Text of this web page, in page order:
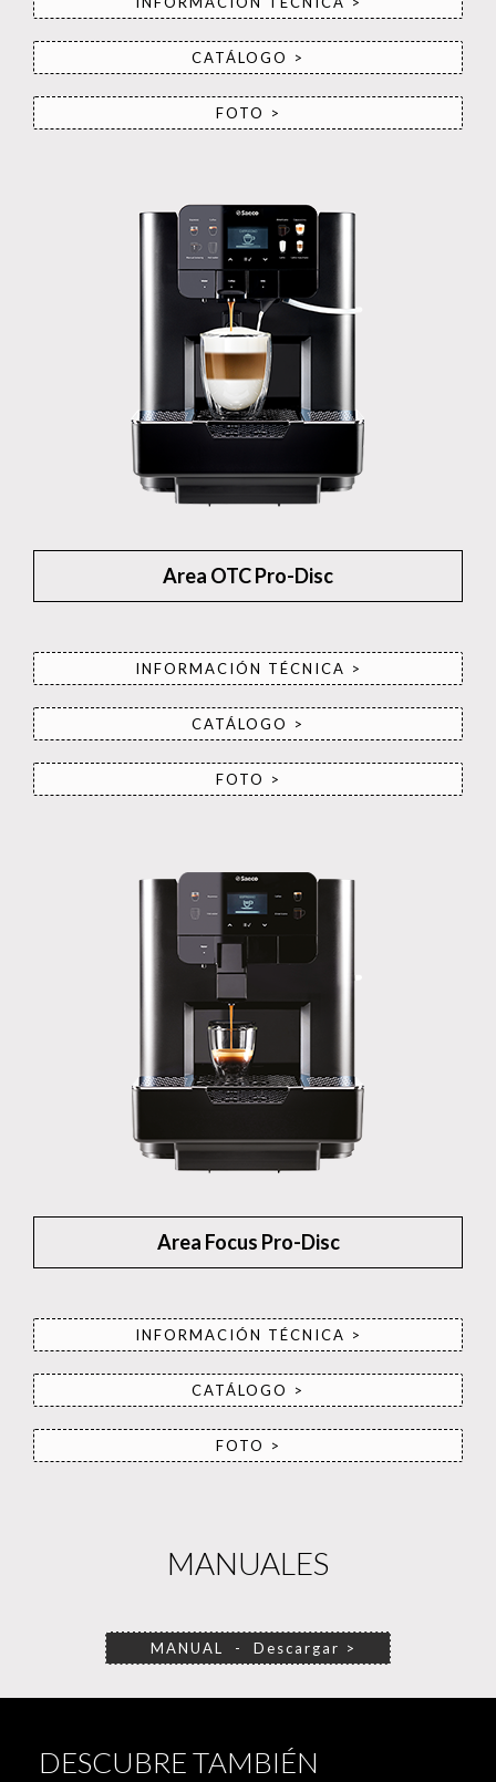
CATÁLOGO >
FOTO >
Area OTC Pro-Disc
INFORMACIÓN TÉCNICA >
CATÁLOGO >
FOTO >
Area Focus Pro-Disc
INFORMACIÓN TÉCNICA >
CATÁLOGO >
FOTO >
MANUALES
MANUAL - Descargar >
DESCUBRE TAMBIÉN